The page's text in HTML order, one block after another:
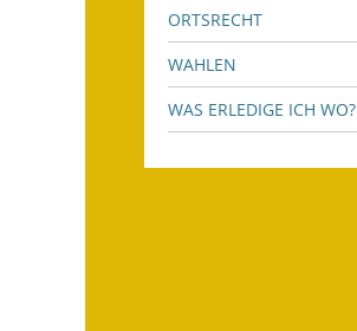
ORTSRECHT
WAHLEN
WAS ERLEDIGE ICH WO?